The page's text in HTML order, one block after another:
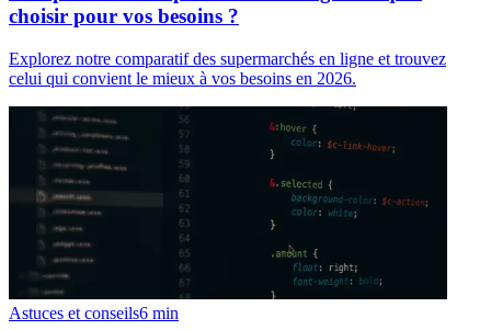
choisir pour vos besoins ?
Explorez notre comparatif des supermarchés en ligne et trouvez
celui qui convient le mieux à vos besoins en 2026.
Astuces et conseils6 min